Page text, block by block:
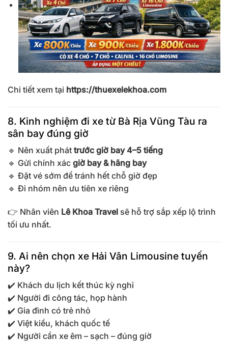
Chi tiết xem tại https://thuexelekhoa.com
8. Kinh nghiệm đi xe từ Bà Rịa Vũng Tàu ra
sân bay đúng giờ
🔹 Nên xuất phát trước giờ bay 4–5 tiếng
🔹 Gửi chính xác giờ bay & hãng bay
🔹 Đặt vé sớm để tránh hết chỗ giờ đẹp
🔹 Đi nhóm nên ưu tiên xe riêng
👉 Nhân viên Lê Khoa Travel sẽ hỗ trợ sắp xếp lộ trình
tối ưu nhất.
9. Ai nên chọn xe Hải Vân Limousine tuyến
này?
✔️ Khách du lịch kết thúc kỳ nghỉ
✔️ Người đi công tác, họp hành
✔️ Gia đình có trẻ nhỏ
✔️ Việt kiều, khách quốc tế
✔️ Người cần xe êm – sạch – đúng giờ